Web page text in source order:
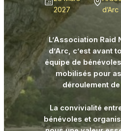
2027
d’Arc
L’Association Raid
d’Arc, c’est avant
équipe de
mobilisés pour
déroulement de
La convivialité
bénévoles et